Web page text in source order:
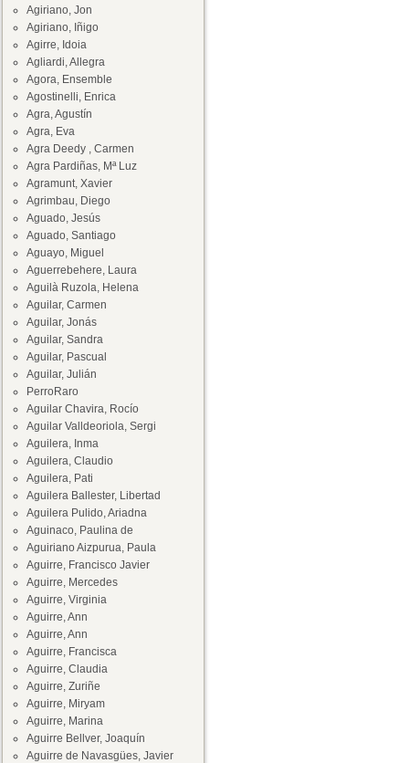
Agiriano, Jon
Agiriano, Iñigo
Agirre, Idoia
Agliardi, Allegra
Agora, Ensemble
Agostinelli, Enrica
Agra, Agustín
Agra, Eva
Agra Deedy , Carmen
Agra Pardiñas, Mª Luz
Agramunt, Xavier
Agrimbau, Diego
Aguado, Jesús
Aguado, Santiago
Aguayo, Miguel
Aguerrebehere, Laura
Aguilà Ruzola, Helena
Aguilar, Carmen
Aguilar, Jonás
Aguilar, Sandra
Aguilar, Pascual
Aguilar, Julián
PerroRaro
Aguilar Chavira, Rocío
Aguilar Valldeoriola, Sergi
Aguilera, Inma
Aguilera, Claudio
Aguilera, Pati
Aguilera Ballester, Libertad
Aguilera Pulido, Ariadna
Aguinaco, Paulina de
Aguiriano Aizpurua, Paula
Aguirre, Francisco Javier
Aguirre, Mercedes
Aguirre, Virginia
Aguirre, Ann
Aguirre, Ann
Aguirre, Francisca
Aguirre, Claudia
Aguirre, Zuriñe
Aguirre, Miryam
Aguirre, Marina
Aguirre Bellver, Joaquín
Aguirre de Navasgües, Javier